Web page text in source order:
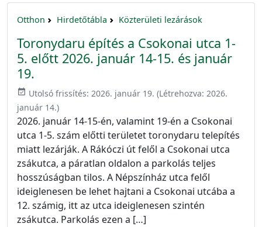
Otthon Hirdetőtábla Közterületi lezárások
Toronydaru építés a Csokonai utca 1-
5. előtt 2026. január 14-15. és január
19.
event_available Utolsó frissítés: 2026. január 19. (Létrehozva: 2026.
január 14.)
2026. január 14-15-én, valamint 19-én a Csokonai
utca 1-5. szám előtti területet toronydaru telepítés
miatt lezárják. A Rákóczi út felől a Csokonai utca
zsákutca, a páratlan oldalon a parkolás teljes
hosszúságban tilos. A Népszínház utca felől
ideiglenesen be lehet hajtani a Csokonai utcába a
12. számig, itt az utca ideiglenesen szintén
zsákutca. Parkolás ezen a […]